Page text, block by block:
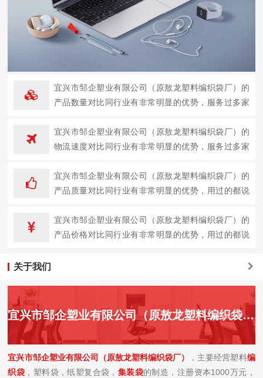
宜兴市邹企塑业有限公司（原敖龙塑料编织袋厂）的
产品数量对比同行业有非常明显的优势，服务过多家
宜兴市邹企塑业有限公司（原敖龙塑料编织袋厂）的
物流速度对比同行业有非常明显的优势，服务过多家
宜兴市邹企塑业有限公司（原敖龙塑料编织袋厂）的
产品质量对比同行业有非常明显的优势，用过的都说
宜兴市邹企塑业有限公司（原敖龙塑料编织袋厂）的
产品价格对比同行业有非常明显的优势，用过的都说
关于我们
宜兴市邹企塑业有限公司（原敖龙塑料编织袋厂）简介
宜兴市邹企塑业有限公司（原敖龙塑料编织袋厂） ，主要经营塑料编
织袋 ，塑料袋，纸塑复合袋， 集装袋的制造，注册资本1000万元，